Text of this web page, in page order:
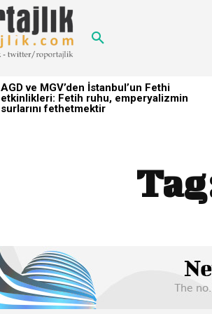
AGD ve MGV’den İstanbul’un Fethi
etkinlikleri: Fetih ruhu, emperyalizmin
surlarını fethetmektir